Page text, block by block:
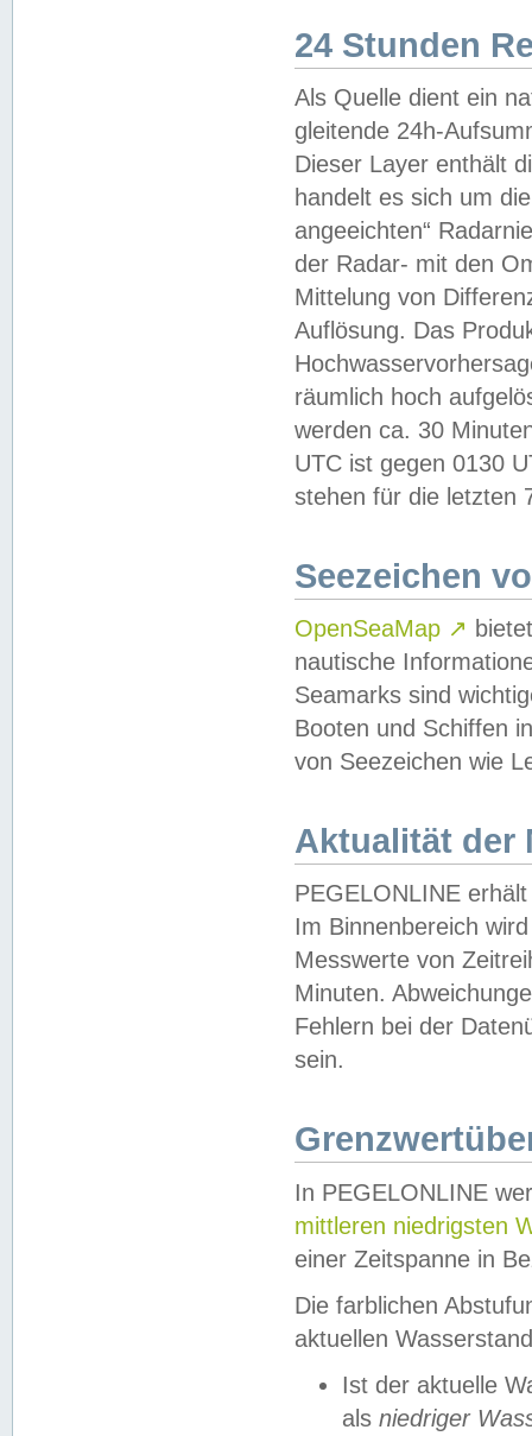
24 Stunden
Als Quelle dient ein
gleitende 24h-
Dieser Layer enthält
handelt es sich um
angeeichten“
der Radar- mit den
Mittelung von
Auflösung. Das
räumlich hoch
werden ca. 30
UTC ist gegen 0130
stehen für die letzten
Seezeichen
OpenSeaMap ↗
nautische
Seamarks sind
Booten und Schiffen
von Seezeichen wie
Aktualität der
PEGELONLINE
Im Binnenbereich
Messwerte von
Minuten.
Fehlern bei der
sein.
In PEGELONLINE
mittleren niedrigsten
einer Zeitspanne in
Die farblichen
aktuellen
Ist der aktuelle
als niedriger